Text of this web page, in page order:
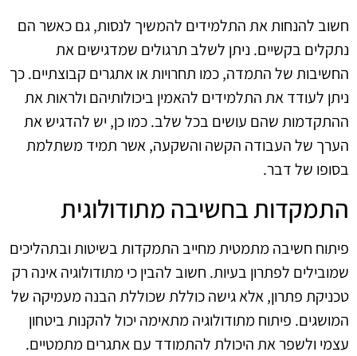
חשוב להנחות את התלמידים להמשיך לנסות, גם כאשר הם
נתקלים בקשיים. ניתן לשלב תרגולים שמדגישים את
החשיבות של התמדה, כמו תחרויות או אתגרים קבוצתיים. כך
ניתן לעודד את התלמידים להאמין ביכולותיהם ולראות את
ההתקדמות שהם עושים בכל שלב. כמו כן, יש להדגיש את
הערך של העבודה הקשה והשקעה, אשר תמיד משתלמת
בסופו של דבר.
התמקדות בחשיבה מתודולוגית
פיתוח חשיבה מתמטית מחייב התמקדות בשיטות ובתהליכים
שמובילים לפתרון בעיות. חשוב להבין כי מתודולוגיה אינה רק
טכניקת פתרון, אלא גישה כוללת שכוללת הבנה מעמיקה של
המושגים. פיתוח מתודולוגיה מתאימה יכול להקנות ביטחון
עצמי ולשפר את היכולת להתמודד עם אתגרים מתמטיים.